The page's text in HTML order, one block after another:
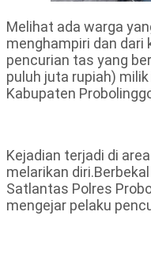
Melihat ada warga
menghampiri dan dari
pencurian tas yang
puluh juta rupiah)
Kabupaten
Kejadian terjadi di
melarikan
Satlantas Polres
mengejar pelaku